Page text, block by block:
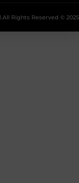
All Rights Reserved © 2025